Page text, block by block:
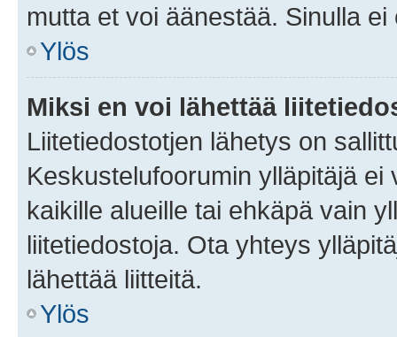
mutta et voi äänestää. Sinulla
Ylös
Miksi en voi lähettää
Liitetiedostotjen lähetys on
Keskustelufoorumin ylläpitäjä
kaikille alueille tai ehkäpä vain
liitetiedostoja. Ota yhteys
lähettää liitteitä.
Ylös